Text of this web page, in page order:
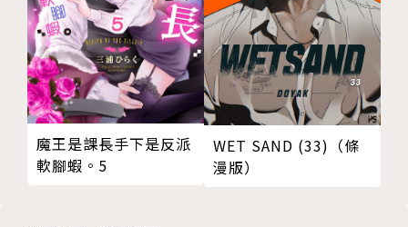
魔王是課長手下是反派
軟腳蝦。5
WET SAND (33)（條
漫版）